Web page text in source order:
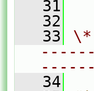
   31
   32
   33
   34